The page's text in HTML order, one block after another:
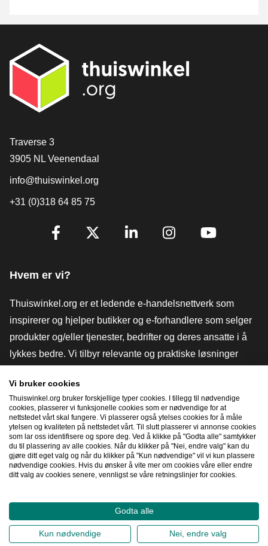
[_General:Contact]
Traverse 3
3905 NL Veenendaal
info@thuiswinkel.org
+31 (0)318 64 85 75
[_General:SocialMediaTitle]
Hvem er vi?
Thuiswinkel.org er et ledende e-handelsnettverk som
inspirerer og hjelper butikker og e-forhandlere som selger
produkter og/eller tjenester, bedrifter og deres ansatte i å
lykkes bedre. Vi tilbyr relevante og praktiske løsninger
verktøy og råd, advokatvirksomhet, markedsundersøkelser,
og har vår egen utdanningsplattform, Thuiswinkel e-
Academy.
Naviger raskt
2026©Thuiswinkel.org
Personvernerklæring Erklæring om informasjonskapsler
Vi bruker cookies
Thuiswinkel.org bruker forskjellige typer cookies. I tillegg til nødvendige
cookies, plasserer vi funksjonelle cookies som er nødvendige for at
nettstedet vårt skal fungere. Vi plasserer også ytelses cookies for å måle
ytelsen og kvaliteten på nettstedet vårt. Til slutt plasserer vi annonse cookies
som lar oss identifisere og spore deg. Ved å klikke på "Godta alle" samtykker
du til plassering av alle cookies. Når du klikker på "Nei, endre valg" kan du
gjøre ditt eget valg og når du klikker på "Kun nødvendige" vil vi kun plassere
nødvendige cookies. Hvis du ønsker å vite mer om cookies våre eller endre
ditt valg av cookies senere, vennligst se våre retningslinjer for cookies.
Godta alle
Kun nødvendige Nei, endre valg